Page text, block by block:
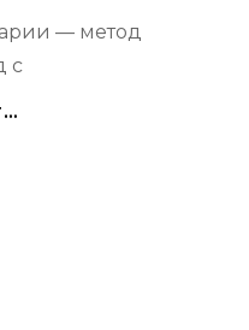
— метод
с